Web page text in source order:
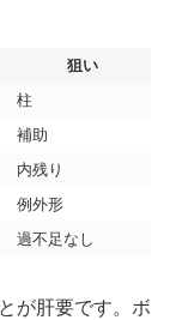
狙い
柱
補助
内残り
例外形
過不足なし
が肝要です。ボ